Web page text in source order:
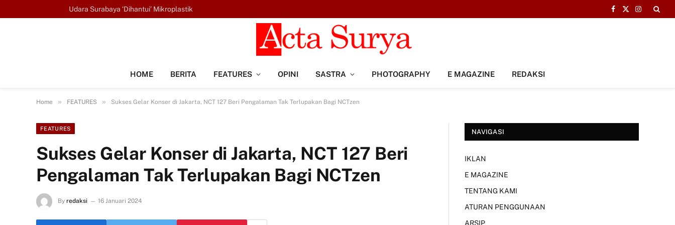
Udara Surabaya ‘Dihantui’ Mikroplastik
Facebook
X
Instagram
HOME BERITA FEATURES OPINI SASTRA PHOTOGRAPHY E MAGAZINE REDAKSI
Home » FEATURES » Sukses Gelar Konser di Jakarta, NCT 127 Beri Pengalaman Tak Terlupakan Bagi NCTzen
FEATURES
Sukses Gelar Konser di Jakarta, NCT 127 Beri
Pengalaman Tak Terlupakan Bagi NCTzen
By redaksi 16 Januari 2024
NAVIGASI
IKLAN
E MAGAZINE
TENTANG KAMI
ATURAN PENGGUNAAN
ARSIP